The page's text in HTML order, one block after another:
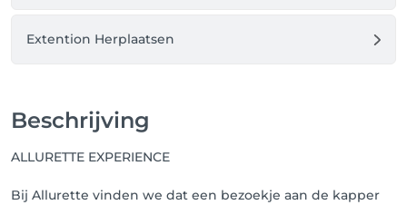
Extention Herplaatsen
Beschrijving
ALLURETTE EXPERIENCE
Bij Allurette vinden we dat een bezoekje aan de kapper